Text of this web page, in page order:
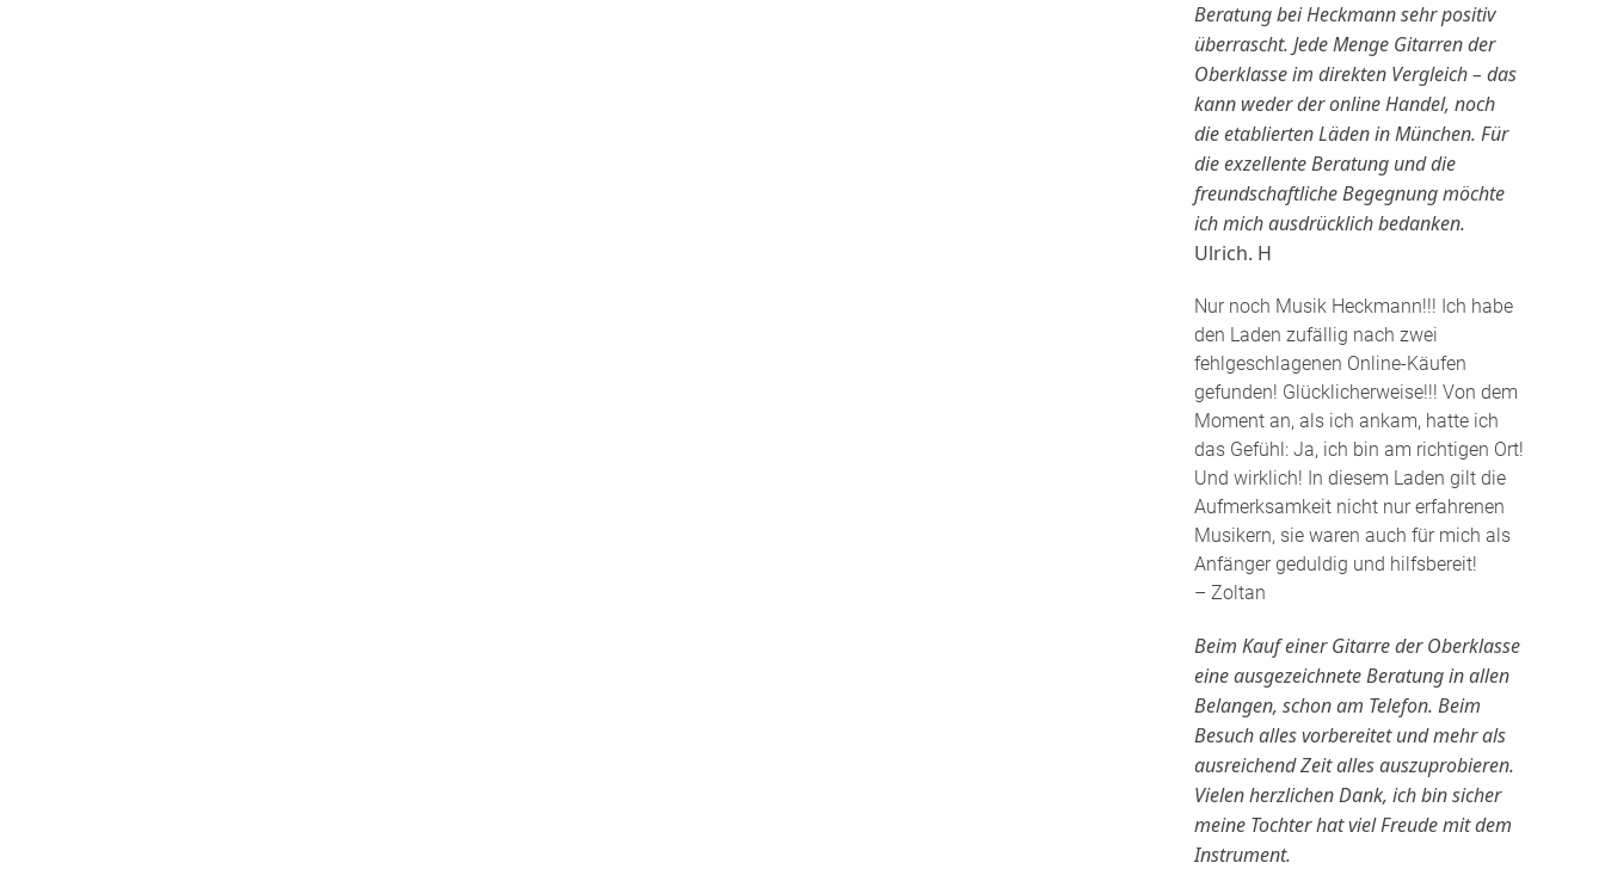
Beratung bei Heckmann sehr positiv
überrascht. Jede Menge Gitarren der
Oberklasse im direkten Vergleich – das
kann weder der online Handel, noch
die etablierten Läden in München. Für
die exzellente Beratung und die
freundschaftliche Begegnung möchte
ich mich ausdrücklich bedanken.
Ulrich. H
Nur noch Musik Heckmann!!! Ich habe
den Laden zufällig nach zwei
fehlgeschlagenen Online-Käufen
gefunden! Glücklicherweise!!! Von dem
Moment an, als ich ankam, hatte ich
das Gefühl: Ja, ich bin am richtigen Ort!
Und wirklich! In diesem Laden gilt die
Aufmerksamkeit nicht nur erfahrenen
Musikern, sie waren auch für mich als
Anfänger geduldig und hilfsbereit!
– Zoltan
Beim Kauf einer Gitarre der Oberklasse
eine ausgezeichnete Beratung in allen
Belangen, schon am Telefon. Beim
Besuch alles vorbereitet und mehr als
ausreichend Zeit alles auszuprobieren.
Vielen herzlichen Dank, ich bin sicher
meine Tochter hat viel Freude mit dem
Instrument.